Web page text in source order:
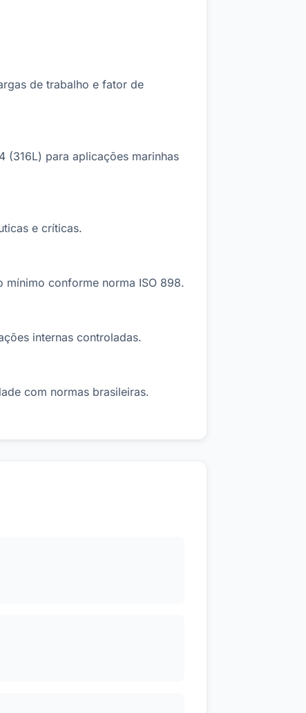
de trabalho e fator de
(316L) para aplicações marinhas
e críticas.
conforme norma ISO 898.
internas controladas.
com normas brasileiras.